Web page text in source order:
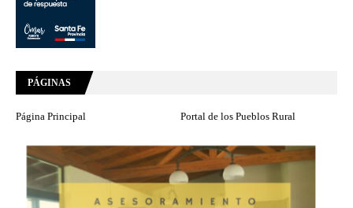
PÁGINAS
Página Principal Portal de los Pueblos Rural